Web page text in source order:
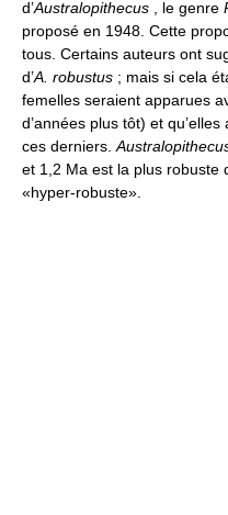
d’Australopithecus , le genre
proposé en 1948. Cette
tous. Certains auteurs ont
d’A. robustus ; mais si cela
femelles seraient apparues
d’années plus tôt) et
ces derniers.
et 1,2 Ma est la plus robuste
«hyper-robuste».